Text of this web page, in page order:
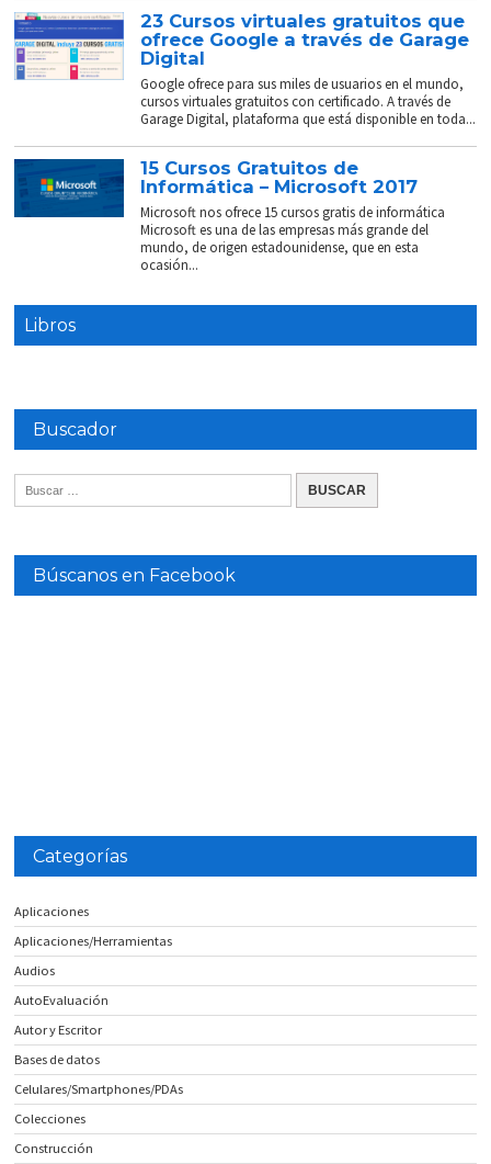
23 Cursos virtuales gratuitos que
ofrece Google a través de Garage
Digital
Google ofrece para sus miles de usuarios en el mundo,
cursos virtuales gratuitos con certificado. A través de
Garage Digital, plataforma que está disponible en toda...
15 Cursos Gratuitos de
Informática – Microsoft 2017
Microsoft nos ofrece 15 cursos gratis de informática
Microsoft es una de las empresas más grande del
mundo, de origen estadounidense, que en esta
ocasión...
Libros
Buscador
Búscanos en Facebook
Categorías
Aplicaciones
Aplicaciones/Herramientas
Audios
AutoEvaluación
Autor y Escritor
Bases de datos
Celulares/Smartphones/PDAs
Colecciones
Construcción